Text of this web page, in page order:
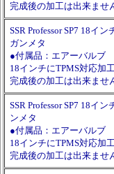
完成後の加工は出来ませ
SSR Professor SP7 18イ
ガンメタ
●付属品：エアーバルブ
18インチにTPMS対応加
完成後の加工は出来ませ
SSR Professor SP7 18イ
ンメタ
●付属品：エアーバルブ
18インチにTPMS対応加
完成後の加工は出来ませ